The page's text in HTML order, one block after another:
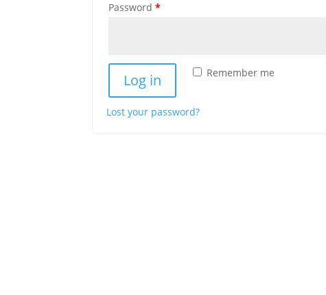
Password*
Remember me
Log in
Lost your password?